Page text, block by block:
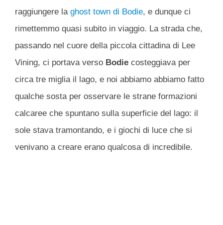
raggiungere la ghost town di Bodie, e dunque ci
rimettemmo quasi subito in viaggio. La strada che,
passando nel cuore della piccola cittadina di Lee
Vining, ci portava verso Bodie costeggiava per
circa tre miglia il lago, e noi abbiamo abbiamo fatto
qualche sosta per osservare le strane formazioni
calcaree che spuntano sulla superficie del lago: il
sole stava tramontando, e i giochi di luce che si
venivano a creare erano qualcosa di incredibile.